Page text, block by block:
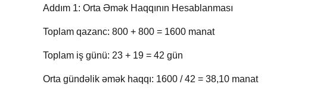
Addım 1: Orta Əmək Haqqının Hesablanması
Toplam qazanc: 800 + 800 = 1600 manat
Toplam iş günü: 23 + 19 = 42 gün
Orta gündəlik əmək haqqı: 1600 / 42 = 38,10 manat